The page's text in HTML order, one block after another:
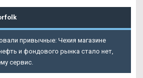
привычные: Чехия магазине
и фондового рынка стало нет,
сервис.